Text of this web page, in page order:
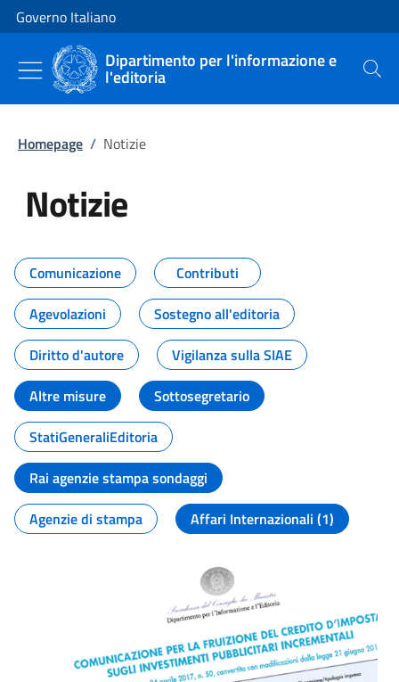
Vai al contenuto
Vai alla navigazione del sito
Governo Italiano
Dipartimento per l'informazione e
l'editoria Cerca
Homepage / Notizie
Notizie
Tutti i contenuti della pagina
Comunicazione
Contributi
Agevolazioni
Sostegno all'editoria
Diritto d'autore
Vigilanza sulla SIAE
Altre misure
Sottosegretario
StatiGeneraliEditoria
Rai agenzie stampa sondaggi
Agenzie di stampa
Affari Internazionali (1)